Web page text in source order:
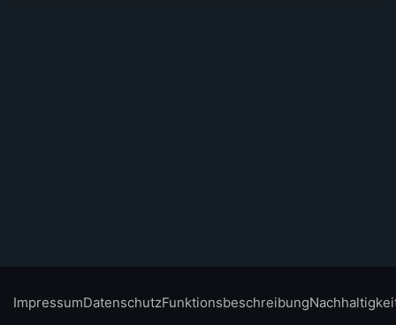
ImpressumDatenschutzFunktionsbeschreibung